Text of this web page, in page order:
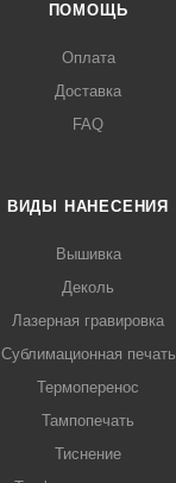
ПОМОЩЬ
Оплата
Доставка
FAQ
ВИДЫ НАНЕСЕНИЯ
Вышивка
Деколь
Лазерная гравировка
Сублимационная печать
Термоперенос
Тампопечать
Тиснение